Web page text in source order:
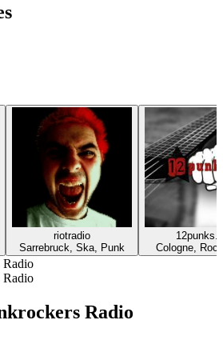
riotradio
Sarrebruck, Ska, Punk
Cologne,
Radio
Radio
Radio